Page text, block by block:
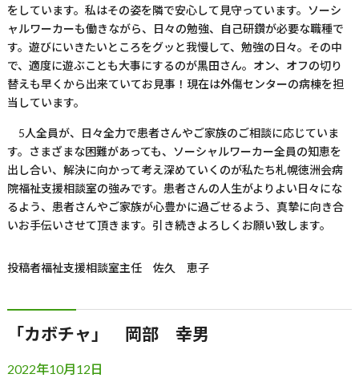
をしています。私はその姿を隣で安心して見守っています。ソーシ
ャルワーカーも働きながら、日々の勉強、自己研鑽が必要な職種で
す。遊びにいきたいところをグッと我慢して、勉強の日々。その中
で、適度に遊ぶことも大事にするのが黒田さん。オン、オフの切り
替えも早くから出来ていてお見事！現在は外傷センターの病棟を担
当しています。
5人全員が、日々全力で患者さんやご家族のご相談に応じていま
す。さまざまな困難があっても、ソーシャルワーカー全員の知恵を
出し合い、解決に向かって考え深めていくのが私たち札幌徳洲会病
院福祉支援相談室の強みです。患者さんの人生がよりよい日々にな
るよう、患者さんやご家族が心豊かに過ごせるよう、真摯に向き合
いお手伝いさせて頂きます。引き続きよろしくお願い致します。
投稿者福祉支援相談室主任 佐久 恵子
「カボチャ」 岡部 幸男
2022年10月12日